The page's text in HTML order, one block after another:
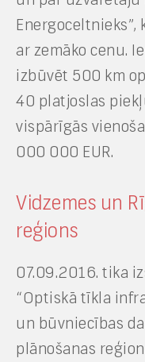
ar zemāko cenu.
izbūvēt 500 km
40 platjoslas
vispārīgās
000 000 EUR.
Vidzemes un
reģions
07.09.2016. tika
“Optiskā tīkla
un būvniecības
plānošanas